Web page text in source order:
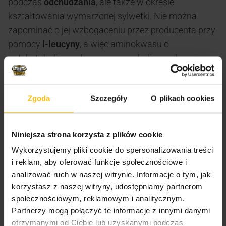
Zgoda Szczegóły O plikach cookies
Niniejsza strona korzysta z plików cookie
Wykorzystujemy pliki cookie do spersonalizowania treści
i reklam, aby oferować funkcje społecznościowe i
analizować ruch w naszej witrynie. Informacje o tym, jak
korzystasz z naszej witryny, udostępniamy partnerom
społecznościowym, reklamowym i analitycznym.
Partnerzy mogą połączyć te informacje z innymi danymi
otrzymanymi od Ciebie lub uzyskanymi podczas
kształtowania wymarzonej sylwetki. Nie można
zapominać o jej wzbogaceniu przez producenta przy
pomocy l-leucyny, a więc aminokwasu o
antykatabolicznych oraz pro anabolicznych
właściwościach.
Zalecane spożycie:
około 300 ml wody.
W dni treningowe: 3 kapsułki 30 min. przed
treningiem.
W dni nie treningowe: 3 razy dziennie po 1 kapsułce,
najlepiej 30 min. przed posiłkiem.